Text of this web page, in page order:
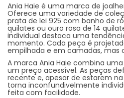
Ania Haie é uma marca de
Oferece uma variedade de
prata de lei 925 com banho de
quilates ou ouro rosa de 14
individual destaca uma
momento. Cada peça é
empilhada e em camadas, mas
A marca Ania Haie combina
um preço acessível. As peças
recente e, apesar de estarem
torna inconfundivelmente
feita com facilidade.